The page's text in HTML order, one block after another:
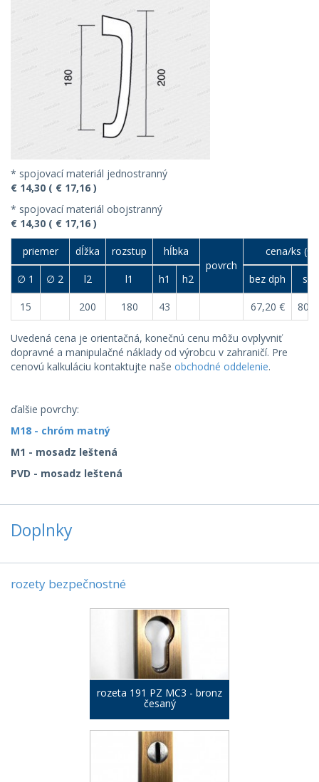
* spojovací materiál jednostranný
€ 14,30 ( € 17,16 )
* spojovací materiál obojstranný
€ 14,30 ( € 17,16 )
priemer dĺžka rozstup
hĺbka
povrch
cena/ks (€)
∅ 1 ∅ 2 l2 l1 h1 h2 bez dph s
15 200 180 43 67,20 €
Uvedená cena je orientačná, konečnú cenu môžu ovplyvniť
dopravné a manipulačné náklady od výrobcu v zahraničí. Pre
cenovú kalkuláciu kontaktujte naše obchodné oddelenie.
ďalšie povrchy:
M18 - chróm matný
M1 - mosadz leštená
PVD - mosadz leštená
Doplnky
rozety bezpečnostné
rozeta 191 PZ MC3 - bronz
česaný